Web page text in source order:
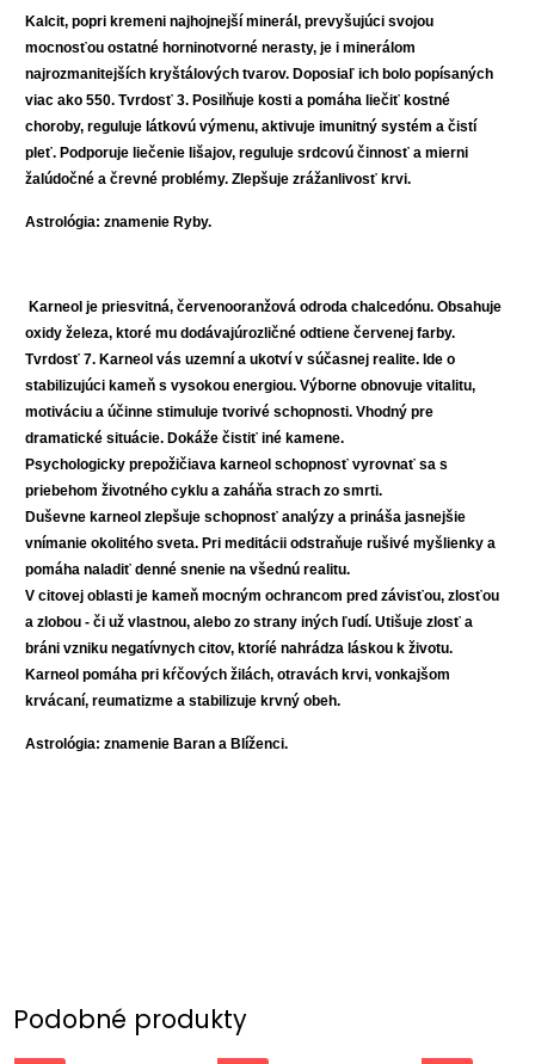
Kalcit, popri kremeni najhojnejší minerál, prevyšujúci svojou
mocnosťou ostatné horninotvorné nerasty, je i minerálom
najrozmanitejších kryštálových tvarov. Doposiaľ ich bolo popísaných
viac ako 550. Tvrdosť 3.Posilňuje kosti a pomáha liečiť kostné
choroby, reguluje látkovú výmenu, aktivuje imunitný systém a čistí
pleť. Podporuje liečenie lišajov, reguluje srdcovú činnosť a mierni
žalúdočné a črevné problémy. Zlepšuje zrážanlivosť krvi.
Astrológia: znamenie Ryby.
Karneol je priesvitná, červenooranžová odroda chalcedónu. Obsahuje
oxidy železa, ktoré mu dodávajúrozličné odtiene červenej farby.
Tvrdosť 7. Karneol vás uzemní a ukotví v súčasnej realite. Ide o
stabilizujúci kameň s vysokou energiou. Výborne obnovuje vitalitu,
motiváciu a účinne stimuluje tvorivé schopnosti. Vhodný pre
dramatické situácie. Dokáže čistiť iné kamene.
Psychologicky prepožičiava karneol schopnosť vyrovnať sa s
priebehom životného cyklu a zaháňa strach zo smrti.
Duševne karneol zlepšuje schopnosť analýzy a prináša jasnejšie
vnímanie okolitého sveta. Pri meditácii odstraňuje rušivé myšlienky a
pomáha naladiť denné snenie na všednú realitu.
V citovej oblasti je kameň mocným ochrancom pred závisťou, zlosťou
a zlobou - či už vlastnou, alebo zo strany iných ľudí. Utišuje zlosť a
bráni vzniku negatívnych citov, ktoríé nahrádza láskou k životu.
Karneol pomáha pri kŕčových žilách, otravách krvi, vonkajšom
krvácaní, reumatizme a stabilizuje krvný obeh.
Astrológia: znamenie Baran a Blíženci.
Podobné produkty